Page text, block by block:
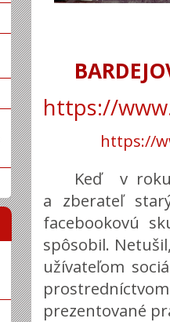
https://
https://
Keď v roku
a zberateľ
facebookovú
spôsobil.
užívateľom
prezentované